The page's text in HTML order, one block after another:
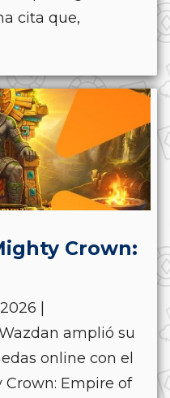
cita que,
Crown:
|
amplió su
online con el
Empire of